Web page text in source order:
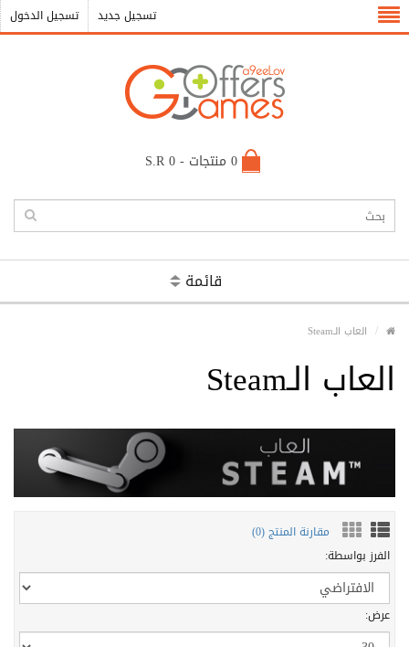
تسجيل الدخول تسجيل جديد
0 منتجات - S.R 0
قائمة
العاب الـSteam
العاب الـSteam
مقارنة المنتج (0)
الفرز بواسطة:
عرض: